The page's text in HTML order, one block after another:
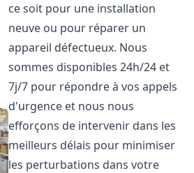
ce soit pour une installation
neuve ou pour réparer un
appareil défectueux. Nous
sommes disponibles 24h/24 et
7j/7 pour répondre à vos appels
d'urgence et nous nous
efforçons de intervenir dans les
meilleurs délais pour minimiser
les perturbations dans votre